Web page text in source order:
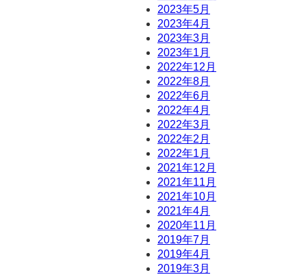
2023年5月
2023年4月
2023年3月
2023年1月
2022年12月
2022年8月
2022年6月
2022年4月
2022年3月
2022年2月
2022年1月
2021年12月
2021年11月
2021年10月
2021年4月
2020年11月
2019年7月
2019年4月
2019年3月